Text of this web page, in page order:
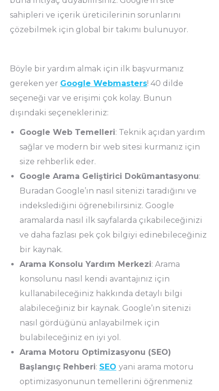
sahipleri ve içerik üreticilerinin sorunlarını
çözebilmek için global bir takımı bulunuyor.
Böyle bir yardım almak için ilk başvurmanız
gereken yer Google Webmasters! 40 dilde
seçeneği var ve erişimi çok kolay. Bunun
dışındaki seçenekleriniz:
Google Web Temelleri: Teknik açıdan yardım
sağlar ve modern bir web sitesi kurmanız için
size rehberlik eder.
Google Arama Geliştirici Dokümantasyonu:
Buradan Google’ın nasıl sitenizi taradığını ve
indekslediğini öğrenebilirsiniz. Google
aramalarda nasıl ilk sayfalarda çıkabileceğinizi
ve daha fazlası pek çok bilgiyi edinebileceğiniz
bir kaynak.
Arama Konsolu Yardım Merkezi: Arama
konsolunu nasıl kendi avantajınız için
kullanabileceğiniz hakkında detaylı bilgi
alabileceğiniz bir kaynak. Google’ın sitenizi
nasıl gördüğünü anlayabilmek için
bulabileceğiniz en iyi yol.
Arama Motoru Optimizasyonu (SEO)
Başlangıç Rehberi: SEO yani arama motoru
optimizasyonunun temellerini öğrenmeniz